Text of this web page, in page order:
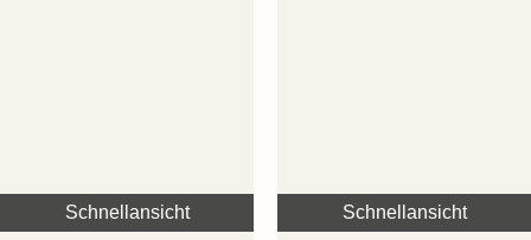
Schnellansicht Schnellansicht